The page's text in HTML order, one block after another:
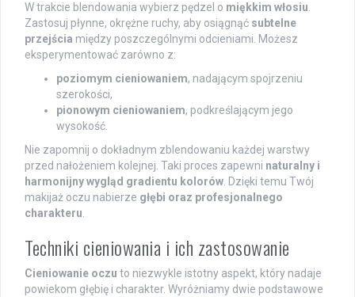
W trakcie blendowania wybierz pędzel o miękkim włosiu.
Zastosuj płynne, okrężne ruchy, aby osiągnąć subtelne
przejścia między poszczególnymi odcieniami. Możesz
eksperymentować zarówno z:
poziomym cieniowaniem, nadającym spojrzeniu
szerokości,
pionowym cieniowaniem, podkreślającym jego
wysokość.
Nie zapomnij o dokładnym zblendowaniu każdej warstwy
przed nałożeniem kolejnej. Taki proces zapewni naturalny i
harmonijny wygląd gradientu kolorów. Dzięki temu Twój
makijaż oczu nabierze głębi oraz profesjonalnego
charakteru.
Techniki cieniowania i ich zastosowanie
Cieniowanie oczu to niezwykle istotny aspekt, który nadaje
powiekom głębię i charakter. Wyróżniamy dwie podstawowe